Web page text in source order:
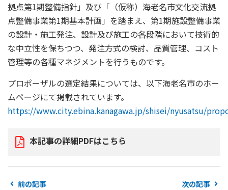
拠点第1期整備指針」及び「（仮称）海老名市文化交流拠
点整備事業第1期基本計画」を踏まえ、第1期施設整備事業
の設計・施工発注、設計及び施工の各段階において技術的
な中立性を保ちつつ、発注方式の検討、品質管理、コスト
管理等の各種マネジメントを行うものです。
プロポーザルの選定結果については、以下海老名市のホー
ムページにて掲載されています。
https://www.city.ebina.kanagawa.jp/shisei/nyusatsu/
本記事の詳細PDFはこちら
前の記事 次の記事